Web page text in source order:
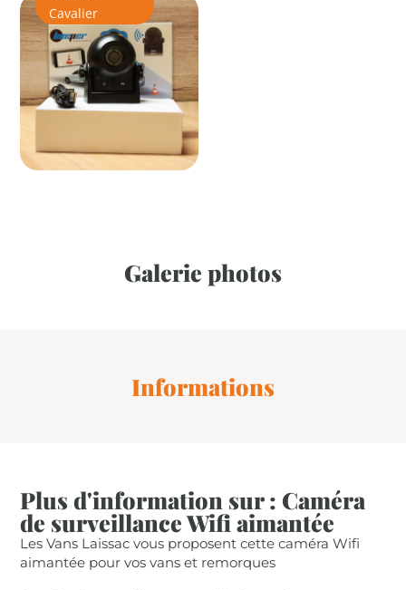
Cavalier
Galerie photos
Informations
Plus d'information sur : Caméra
de surveillance Wifi aimantée
Les Vans Laissac vous proposent cette caméra Wifi
aimantée pour vos vans et remorques